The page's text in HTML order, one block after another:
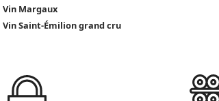
Vin Margaux
Vin Saint-Émilion grand cru